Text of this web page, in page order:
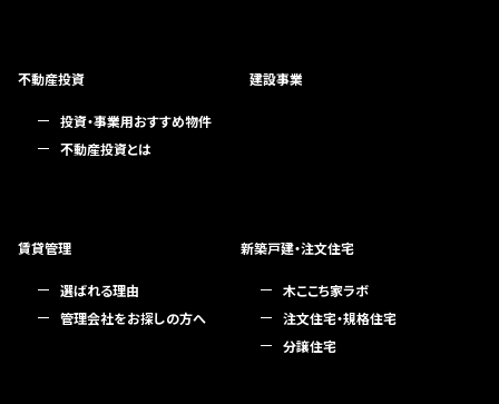
不動産投資
投資・事業用おすすめ物件
不動産投資とは
建設事業
賃貸管理
選ばれる理由
管理会社をお探しの方へ
新築戸建・注文住宅
木ここち家ラボ
注文住宅・規格住宅
分譲住宅